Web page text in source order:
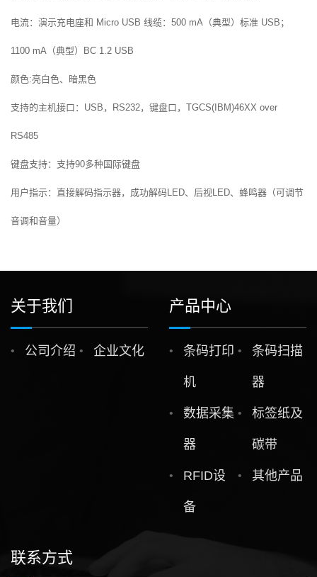
电流：演示充电座和 Micro USB 线缆：500 mA（典型）标准 USB；
1100 mA（典型）BC 1.2 USB
颜色:亮白色、暗黑色
支持的主机接口：USB，RS232，键盘口，TGCS(IBM)46XX over
RS485
键盘支持：支持90多种国际键盘
用户指示：直接解码指示器，成功解码LED、后视LED、蜂鸣器（可调节
音调和音量）
关于我们
公司介绍 企业文化
产品中心
条码打印
机
条码扫描
器
数据采集
器
标签纸及
碳带
RFID设
备
其他产品
联系方式